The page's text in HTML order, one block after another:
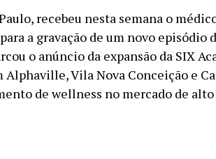
recebeu nesta semana o
a gravação de um novo episódio
o anúncio da expansão da SIX
Alphaville, Vila Nova Conceição e
de wellness no mercado de alto